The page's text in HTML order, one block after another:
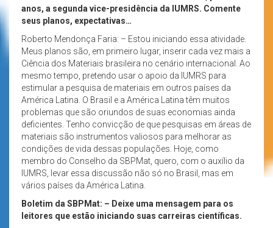
anos, a segunda vice-presidência da IUMRS. Comente
seus planos, expectativas…
Roberto Mendonça Faria: – Estou iniciando essa atividade.
Meus planos são, em primeiro lugar, inserir cada vez mais a
Ciência dos Materiais brasileira no cenário internacional. Ao
mesmo tempo, pretendo usar o apoio da IUMRS para
estimular a pesquisa de materiais em outros países da
América Latina. O Brasil e a América Latina têm muitos
problemas que são oriundos de suas economias ainda
deficientes. Tenho convicção de que pesquisas em áreas de
materiais são instrumentos valiosos para melhorar as
condições de vida dessas populações. Hoje, como
membro do Conselho da SBPMat, quero, com o auxílio da
IUMRS, levar essa discussão não só no Brasil, mas em
vários países da América Latina.
Boletim da SBPMat: – Deixe uma mensagem para os
leitores que estão iniciando suas carreiras científicas.